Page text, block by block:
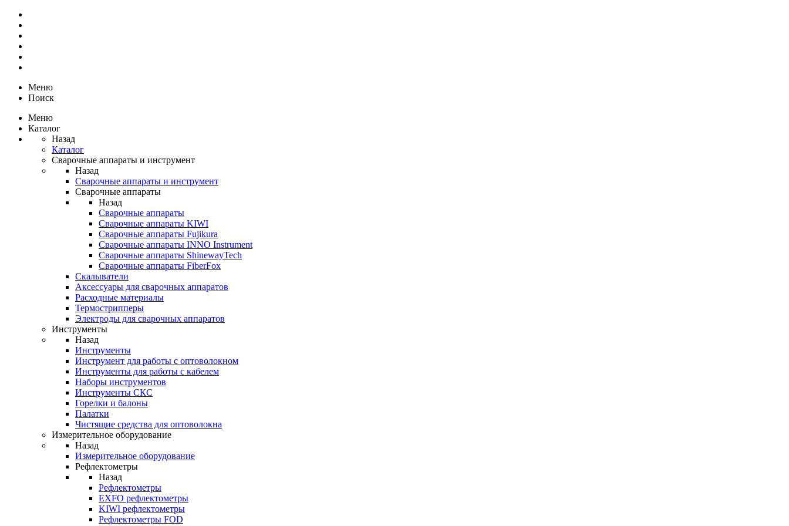
Меню
Поиск
Меню
Каталог
Назад
Каталог
Сварочные аппараты и инструмент
Назад
Сварочные аппараты и инструмент
Сварочные аппараты
Назад
Сварочные аппараты
Сварочные аппараты KIWI
Сварочные аппараты Fujikura
Сварочные аппараты INNO Instrument
Сварочные аппараты ShinewayTech
Cварочные аппараты FiberFox
Скалыватели
Аксессуары для сварочных аппаратов
Расходные материалы
Термострипперы
Электроды для сварочных аппаратов
Инструменты
Назад
Инструменты
Инструмент для работы с оптоволокном
Инструменты для работы с кабелем
Наборы инструментов
Инструменты СКС
Горелки и балоны
Палатки
Чистящие средства для оптоволокна
Измерительное оборудование
Назад
Измерительное оборудование
Рефлектометры
Назад
Рефлектометры
EXFO рефлектометры
KIWI рефлектометры
Рефлектометры FOD